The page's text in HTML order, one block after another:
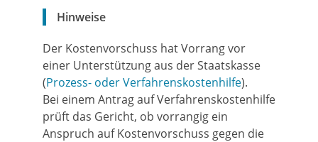
Hinweise
Der Kostenvorschuss hat Vorrang vor
einer Unterstützung aus der Staatskasse
(Prozess- oder Verfahrenskostenhilfe).
Bei einem Antrag auf Verfahrenskostenhilfe
prüft das Gericht, ob vorrangig ein
Anspruch auf Kostenvorschuss gegen die